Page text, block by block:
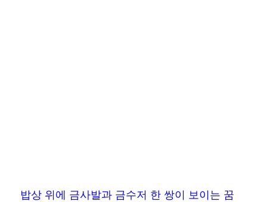
밥상 위에 금사발과 금수저 한 쌍이 보이는 꿈